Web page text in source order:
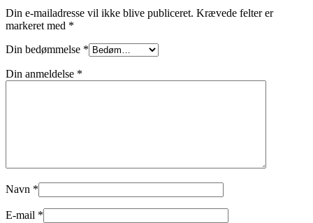
Din e-mailadresse vil ikke blive publiceret. Krævede felter er
markeret med *
Din bedømmelse *
Din anmeldelse *
Navn *
E-mail *